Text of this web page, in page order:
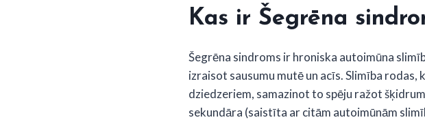
Kas ir Šegrēna
Šegrēna sindroms ir hroniska autoimūna
izraisot sausumu mutē un acīs. Slimība
dziedzeriem, samazinot to spēju ražot
sekundāra (saistīta ar citām autoimūnām